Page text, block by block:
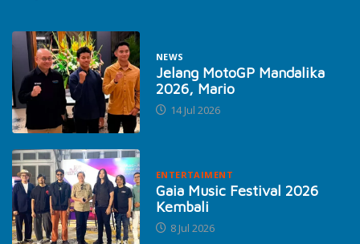
NEWS
Jelang MotoGP Mandalika
2026, Mario
14 Jul 2026
ENTERTAIMENT
Gaia Music Festival 2026
Kembali
8 Jul 2026